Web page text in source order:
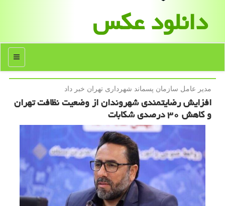
دانلود عكس
منو
مدیر عامل سازمان پسماند شهرداری تهران خبر داد
افزایش رضایتمندی شهروندان از وضعیت نظافت تهران
و کاهش ۳۰ درصدی شکابات